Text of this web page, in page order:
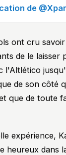
de
ont cru
de le
l'Altlético
de son côté
que de toute
expérience,
heureux dans